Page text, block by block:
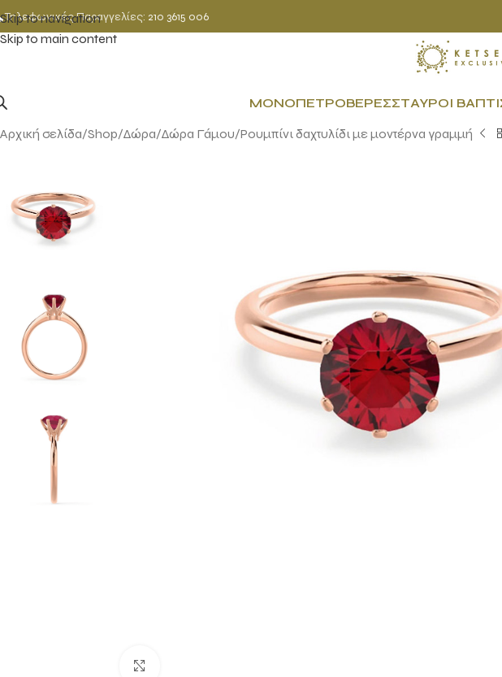
Skip to navigation
Skip to main content
Τηλεφωνικές Παραγγελίες: 210 3615 006
ΜΟΝΌΠΕΤΡΟΒΈΡΕΣΣΤΑΥΡΟΊ
Αρχική σελίδα Shop Δώρα Δώρα Γάμου Ρουμπίνι δαχτυλίδι με μοντέρνα γραμμή